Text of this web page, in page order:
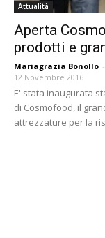
Attualità
Aperta
prodotti e
Mariagrazia Bonollo -
12 Novembre 2016
E' stata inaugurata
di Cosmofood, il
attrezzature per la